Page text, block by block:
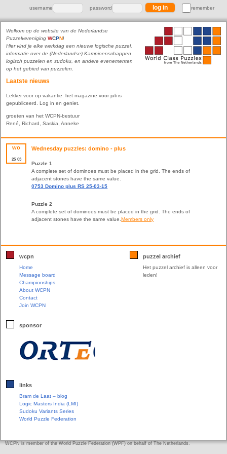
username password remember
Welkom op de website van de Nederlandse
Puzzelvereniging WCPN!
Hier vind je elke werkdag een nieuwe logische puzzel,
informatie over de (Nederlandse) Kampioenschappen
logisch puzzelen en sudoku, en andere evenementen
op het gebied van puzzelen.
Laatste nieuws
Lekker voor op vakantie: het magazine voor juli is
gepubliceerd. Log in en geniet.
groeten van het WCPN-bestuur
René, Richard, Saskia, Anneke
wo
25 03
Wednesday puzzles: domino - plus
Puzzle 1
A complete set of dominoes must be placed in the grid. The ends of
adjacent stones have the same value.
0753 Domino plus RS 25-03-15
Puzzle 2
A complete set of dominoes must be placed in the grid. The ends of
adjacent stones have the same value.Members only
wcpn
Home
Message board
Championships
About WCPN
Contact
Join WCPN
sponsor
links
Bram de Laat – blog
Logic Masters India (LMI)
Sudoku Variants Series
World Puzzle Federation
puzzel archief
Het puzzel archief is alleen voor
leden!
WCPN is member of the World Puzzle Federation (WPF) on behalf of The Netherlands.